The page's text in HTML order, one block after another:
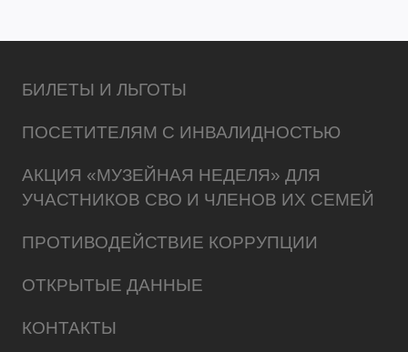
БИЛЕТЫ И ЛЬГОТЫ
ПОСЕТИТЕЛЯМ С ИНВАЛИДНОСТЬЮ
АКЦИЯ «МУЗЕЙНАЯ НЕДЕЛЯ» ДЛЯ
УЧАСТНИКОВ СВО И ЧЛЕНОВ ИХ СЕМЕЙ
ПРОТИВОДЕЙСТВИЕ КОРРУПЦИИ
ОТКРЫТЫЕ ДАННЫЕ
КОНТАКТЫ